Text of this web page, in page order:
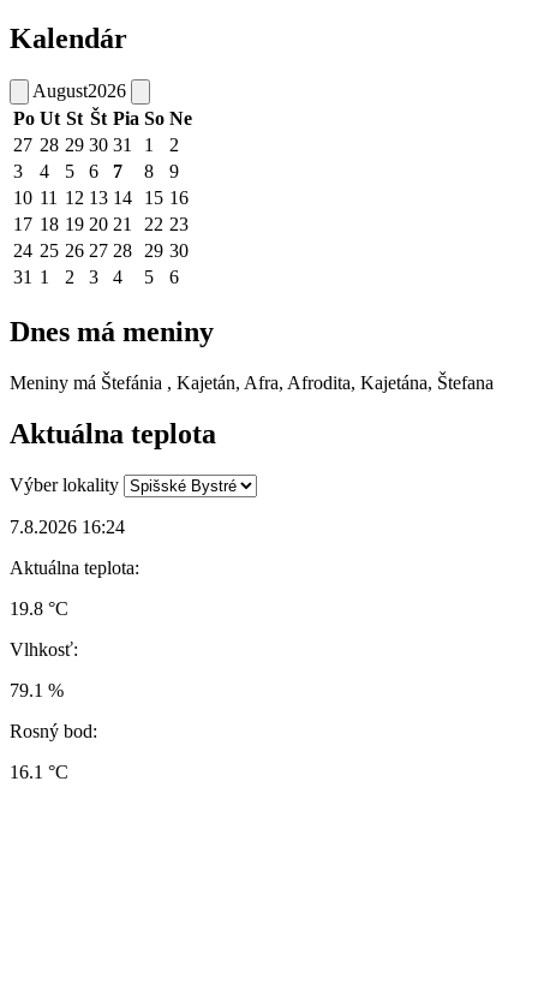
Kalendár
August2026
Po Ut St Št Pia So Ne
27 28 29 30 31 1
2
3
4 5 6 7 8
9
10 11 12 13 14 15 16
17 18 19 20 21 22 23
24 25 26 27 28 29 30
31 1 2 3 4 5 6
Dnes má meniny
Meniny má Štefánia , Kajetán, Afra, Afrodita, Kajetána, Štefana
Aktuálna teplota
Výber lokality
7.8.2026 16:24
Aktuálna teplota:
19.8 °C
Vlhkosť:
79.1 %
Rosný bod:
16.1 °C